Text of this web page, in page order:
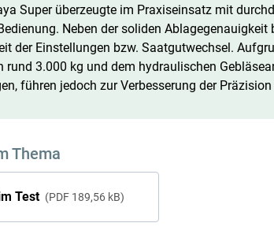
Super überzeugte im Praxiseinsatz mit
Neben der soliden Ablagegenauigkeit
der Einstellungen bzw. Saatgutwechsel.
rund 3.000 kg und dem hydraulischen
führen jedoch zur Verbesserung der
Thema
Test PDF 189,56 kB